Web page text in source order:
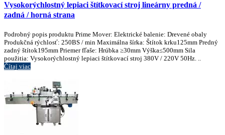
Vysokorýchlostný lepiaci štítkovací stroj lineárny predná /
zadná / horná strana
Podrobný popis produktu Prime Mover: Elektrické balenie: Drevené obaly
Produkčná rýchlosť: 250BS / min Maximálna šírka: Štítok krku125mm Predný
zadný štítok195mm Priemer fľaše: Hrúbka ≥30mm Výška≤500mm Sila
použitia: Vysokorýchlostný lepiaci štítkovací stroj 380V / 220V 50Hz. ..
Čítaj viac